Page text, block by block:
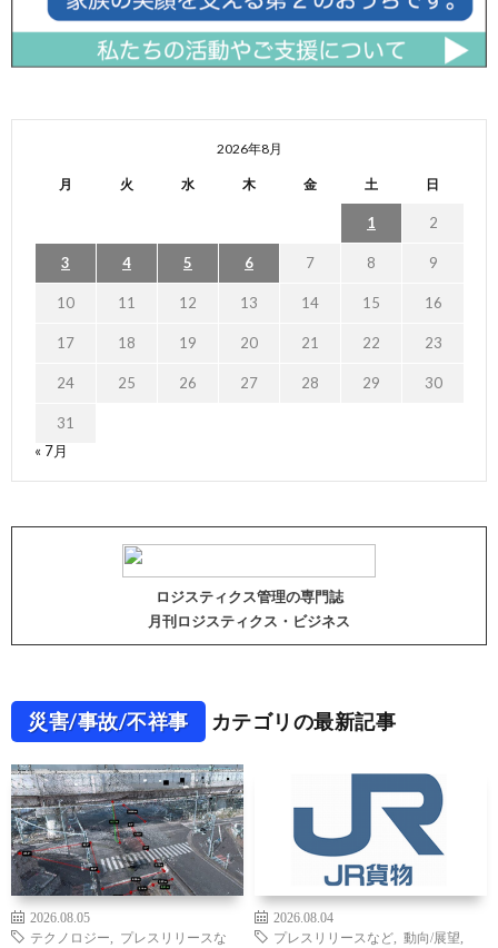
2026年8月
月 火 水 木 金 土 日
1 2
3 4 5 6 7 8 9
10 11 12 13 14 15 16
17 18 19 20 21 22 23
24 25 26 27 28 29 30
31
« 7月
ロジスティクス管理の専門誌
月刊ロジスティクス・ビジネス
災害/事故/不祥事 カテゴリの最新記事
2026.08.05
テクノロジー
プレスリリースな
2026.08.04
プレスリリースなど
動向/展望